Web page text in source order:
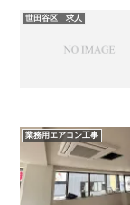
世田谷区 求人
業務用エアコン工事